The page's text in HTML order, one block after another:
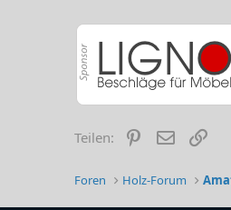
Teilen: Pinterest
E-Mail
Foren Holz-Forum